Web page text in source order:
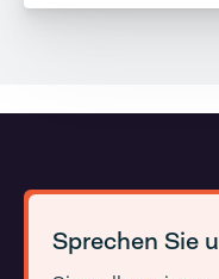
Sprechen Sie